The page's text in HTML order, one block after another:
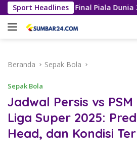
Langsung
ke
konten
Sport Headlines
ke Final Piala Dunia 2026
Beranda Sepak Bola
Sepak Bola
Jadwal Persis vs
Liga Super 2025:
Head, dan Kondisi